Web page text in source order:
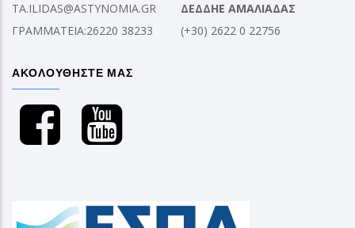
TA.ILIDAS@ASTYNOMIA.GR
ΓΡΑΜΜΑΤΕΙΑ:26220 38233
ΔΕΔΔΗΕ ΑΜΑΛΙΑΔΑΣ
(+30) 2622 0 22756
ΑΚΟΛΟΥΘΗΣΤΕ ΜΑΣ